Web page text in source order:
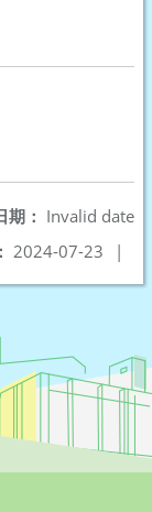
期： Invalid date
2024-07-23 |